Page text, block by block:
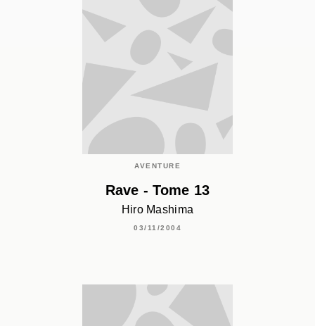
AVENTURE
Rave - Tome 13
Hiro Mashima
03/11/2004